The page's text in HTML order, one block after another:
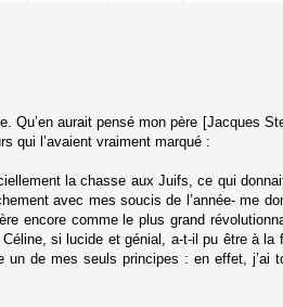
Qu’en aurait pensé mon père [Jacques
qui l’avaient vraiment marqué :
la chasse aux Juifs, ce qui
avec mes soucis de l’année- me
encore comme le plus grand
si lucide et génial, a-t-il pu être à la
de mes seuls principes : en effet, j’ai